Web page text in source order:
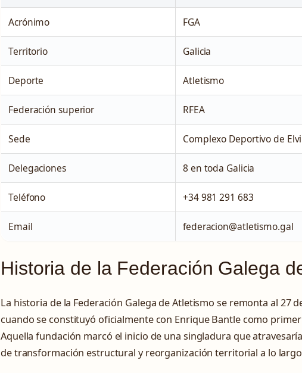
Acrónimo FGA
Territorio Galicia
Deporte Atletismo
Federación superior RFEA
Sede Complexo Deportivo de
Delegaciones 8 en toda Galicia
Teléfono +34 981 291 683
Email federacion@atletismo.gal
Historia de la Federación Galega
La historia de la Federación Galega de Atletismo se remonta al 27
cuando se constituyó oficialmente con Enrique Bantle como
Aquella fundación marcó el inicio de una singladura que
de transformación estructural y reorganización territorial a lo largo